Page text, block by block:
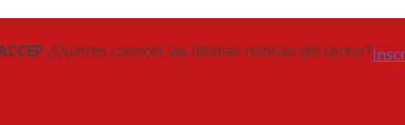
¿Quieres conocer las últimas noticias del sector?